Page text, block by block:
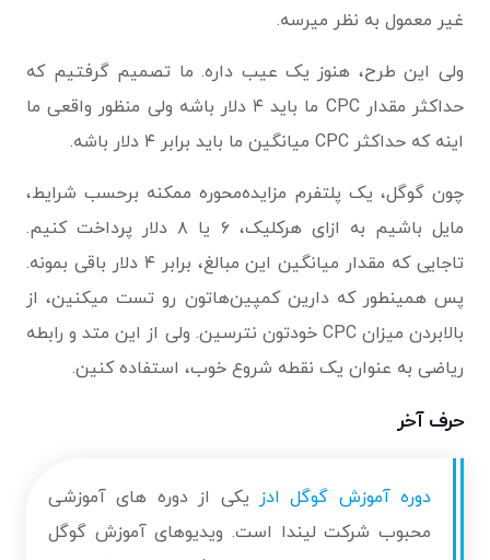
غیر معمول به نظر میرسه.
ولی این طرح، هنوز یک عیب داره. ما تصمیم گرفتیم که
حداکثر مقدار CPC ما باید ۴ دلار باشه ولی منظور واقعی ما
اینه که حداکثر CPC میانگین ما باید برابر ۴ دلار باشه.
چون گوگل، یک پلتفرم مزایده‌محوره ممکنه برحسب شرایط،
مایل باشیم به ازای هرکلیک، ۶ یا ۸ دلار پرداخت کنیم.
تاجایی که مقدار میانگین این مبالغ، برابر ۴ دلار باقی بمونه.
پس همینطور که دارین کمپین‌هاتون رو تست میکنین، از
بالابردن میزان CPC خودتون نترسین. ولی از این متد و رابطه‌
ریاضی به عنوان یک نقطه‌ شروع خوب، استفاده کنین.
حرف آخر
دوره آموزش گوگل ادز یکی از دوره های آموزشی
محبوب شرکت لیندا است. ویدیوهای آموزش گوگل